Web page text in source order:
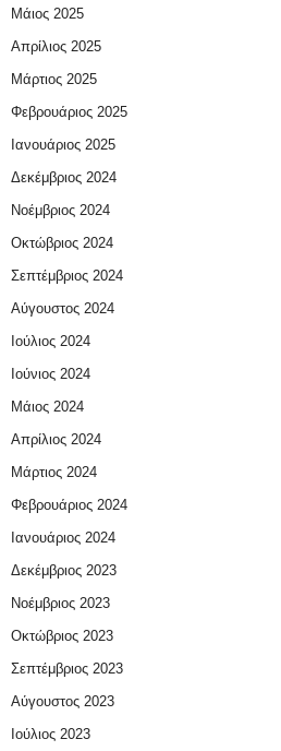
Μάιος 2025
Απρίλιος 2025
Μάρτιος 2025
Φεβρουάριος 2025
Ιανουάριος 2025
Δεκέμβριος 2024
Νοέμβριος 2024
Οκτώβριος 2024
Σεπτέμβριος 2024
Αύγουστος 2024
Ιούλιος 2024
Ιούνιος 2024
Μάιος 2024
Απρίλιος 2024
Μάρτιος 2024
Φεβρουάριος 2024
Ιανουάριος 2024
Δεκέμβριος 2023
Νοέμβριος 2023
Οκτώβριος 2023
Σεπτέμβριος 2023
Αύγουστος 2023
Ιούλιος 2023